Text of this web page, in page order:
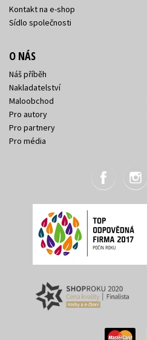
Kontakt na e-shop
Sídlo společnosti
O NÁS
Náš příběh
Nakladatelství
Maloobchod
Pro autory
Pro partnery
Pro média